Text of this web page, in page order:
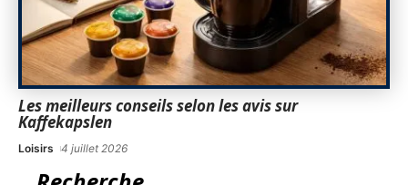
Les meilleurs conseils selon les avis sur
Kaffekapslen
Loisirs 4 juillet 2026